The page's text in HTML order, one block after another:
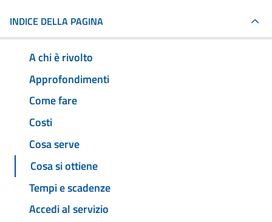
INDICE DELLA PAGINA
A chi è rivolto
Approfondimenti
Come fare
Costi
Cosa serve
Cosa si ottiene
Tempi e scadenze
Accedi al servizio